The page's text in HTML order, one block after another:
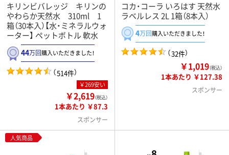
キリンビバレッジ キリンの
やわらか天然水 310ml 1
箱（30本入）【水・ミネラルウォ
ーター】 ペットボトル 軟水
44万回購入いただきました！
（514件）
￥269安い
￥2,619（税込）
1本あたり ￥87.3
スポンサー
コカ・コーラ いろはす 天然水
ラベルレス 2L 1箱（8本入）
4万回購入いただきました！
（32件）
￥1,019（税込）
1本あたり ￥127.38
スポンサー
人気商品